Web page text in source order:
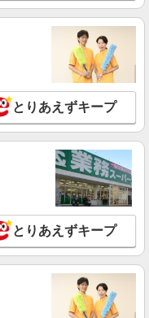
とりあえずキープ
とりあえずキープ